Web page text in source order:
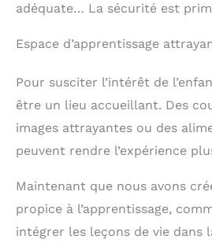
adéquate… La sécurité est
Espace d’apprentissage
Pour susciter l’intérêt de
être un lieu accueillant. Des
images attrayantes ou des
peuvent rendre l’expérience
Maintenant que nous avons
propice à l’apprentissage,
intégrer les leçons de vie dans